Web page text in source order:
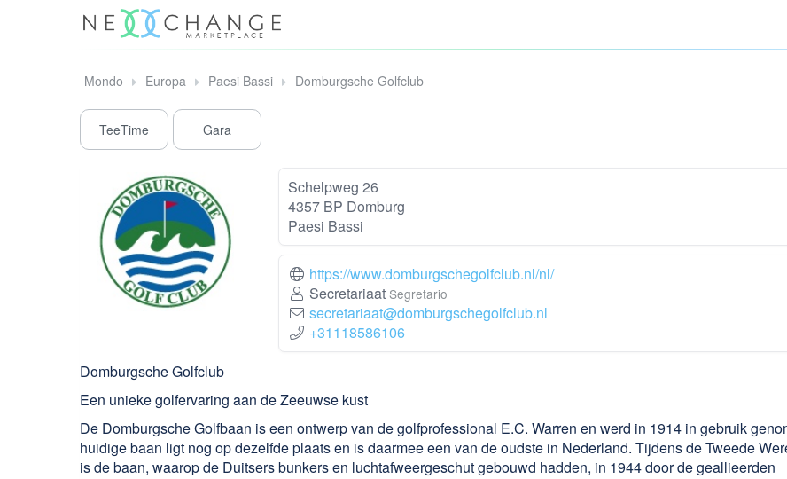
Mondo Europa Paesi Bassi Domburgsche Golfclub
TeeTime Gara
Schelpweg 26
4357 BP Domburg
Paesi Bassi
https://www.domburgschegolfclub.nl/nl/
Secretariaat Segretario
secretariaat@domburgschegolfclub.nl
+31118586106
Domburgsche Golfclub
Een unieke golfervaring aan de Zeeuwse kust
De Domburgsche Golfbaan is een ontwerp van de golfprofessional E.C. Warren en werd in 1914 in gebruik
huidige baan ligt nog op dezelfde plaats en is daarmee een van de oudste in Nederland. Tijdens de Tweede
is de baan, waarop de Duitsers bunkers en luchtafweergeschut gebouwd hadden, in 1944 door de geallieerden